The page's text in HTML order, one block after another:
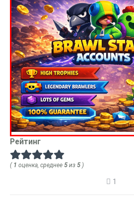
Рейтинг
( 1 оценка, среднее 5 из 5 )
1